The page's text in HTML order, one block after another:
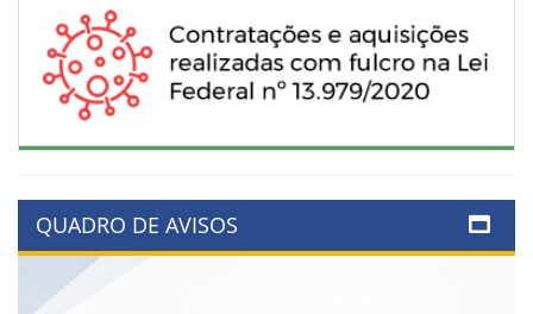
QUADRO DE AVISOS